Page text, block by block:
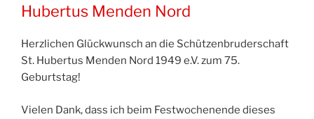
Hubertus Menden Nord
Herzlichen Glückwunsch an die Schützenbruderschaft
St. Hubertus Menden Nord 1949 e.V. zum 75.
Geburtstag!
Vielen Dank, dass ich beim Festwochenende dieses